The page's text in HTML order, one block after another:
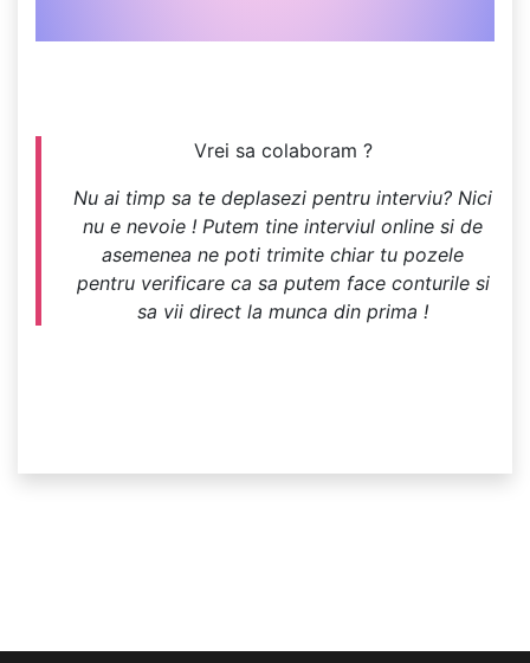
Vrei sa colaboram ?
Nu ai timp sa te deplasezi pentru interviu? Nici
nu e nevoie ! Putem tine interviul online si de
asemenea ne poti trimite chiar tu pozele
pentru verificare ca sa putem face conturile si
sa vii direct la munca din prima !